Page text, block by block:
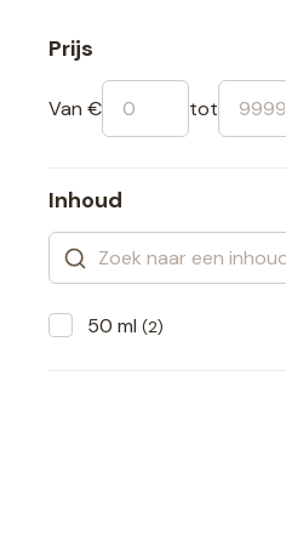
Prijs
Van € tot
Inhoud
50 ml (2)